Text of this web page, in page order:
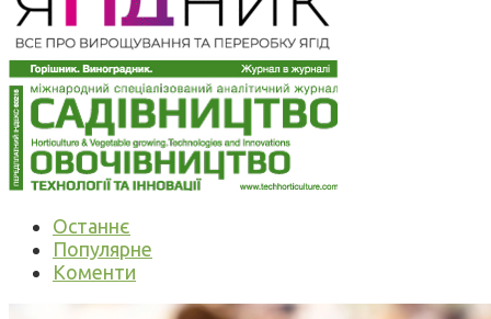
Останнє
Популярне
Коменти